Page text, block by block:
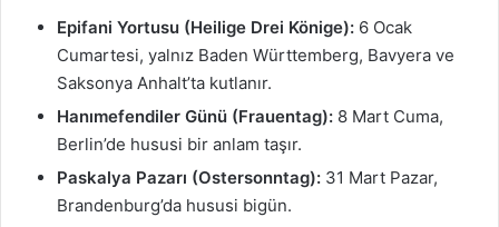
Epifani Yortusu (Heilige Drei Könige): 6 Ocak
Cumartesi, yalnız Baden Württemberg, Bavyera ve
Saksonya Anhalt’ta kutlanır.
Hanımefendiler Günü (Frauentag): 8 Mart Cuma,
Berlin’de hususi bir anlam taşır.
Paskalya Pazarı (Ostersonntag): 31 Mart Pazar,
Brandenburg’da hususi bigün.